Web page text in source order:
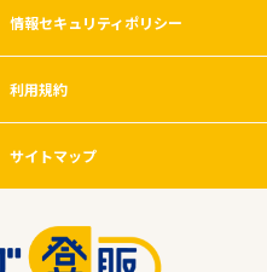
から検索する
情報セキュリティポリシー
利用規約
サイトマップ